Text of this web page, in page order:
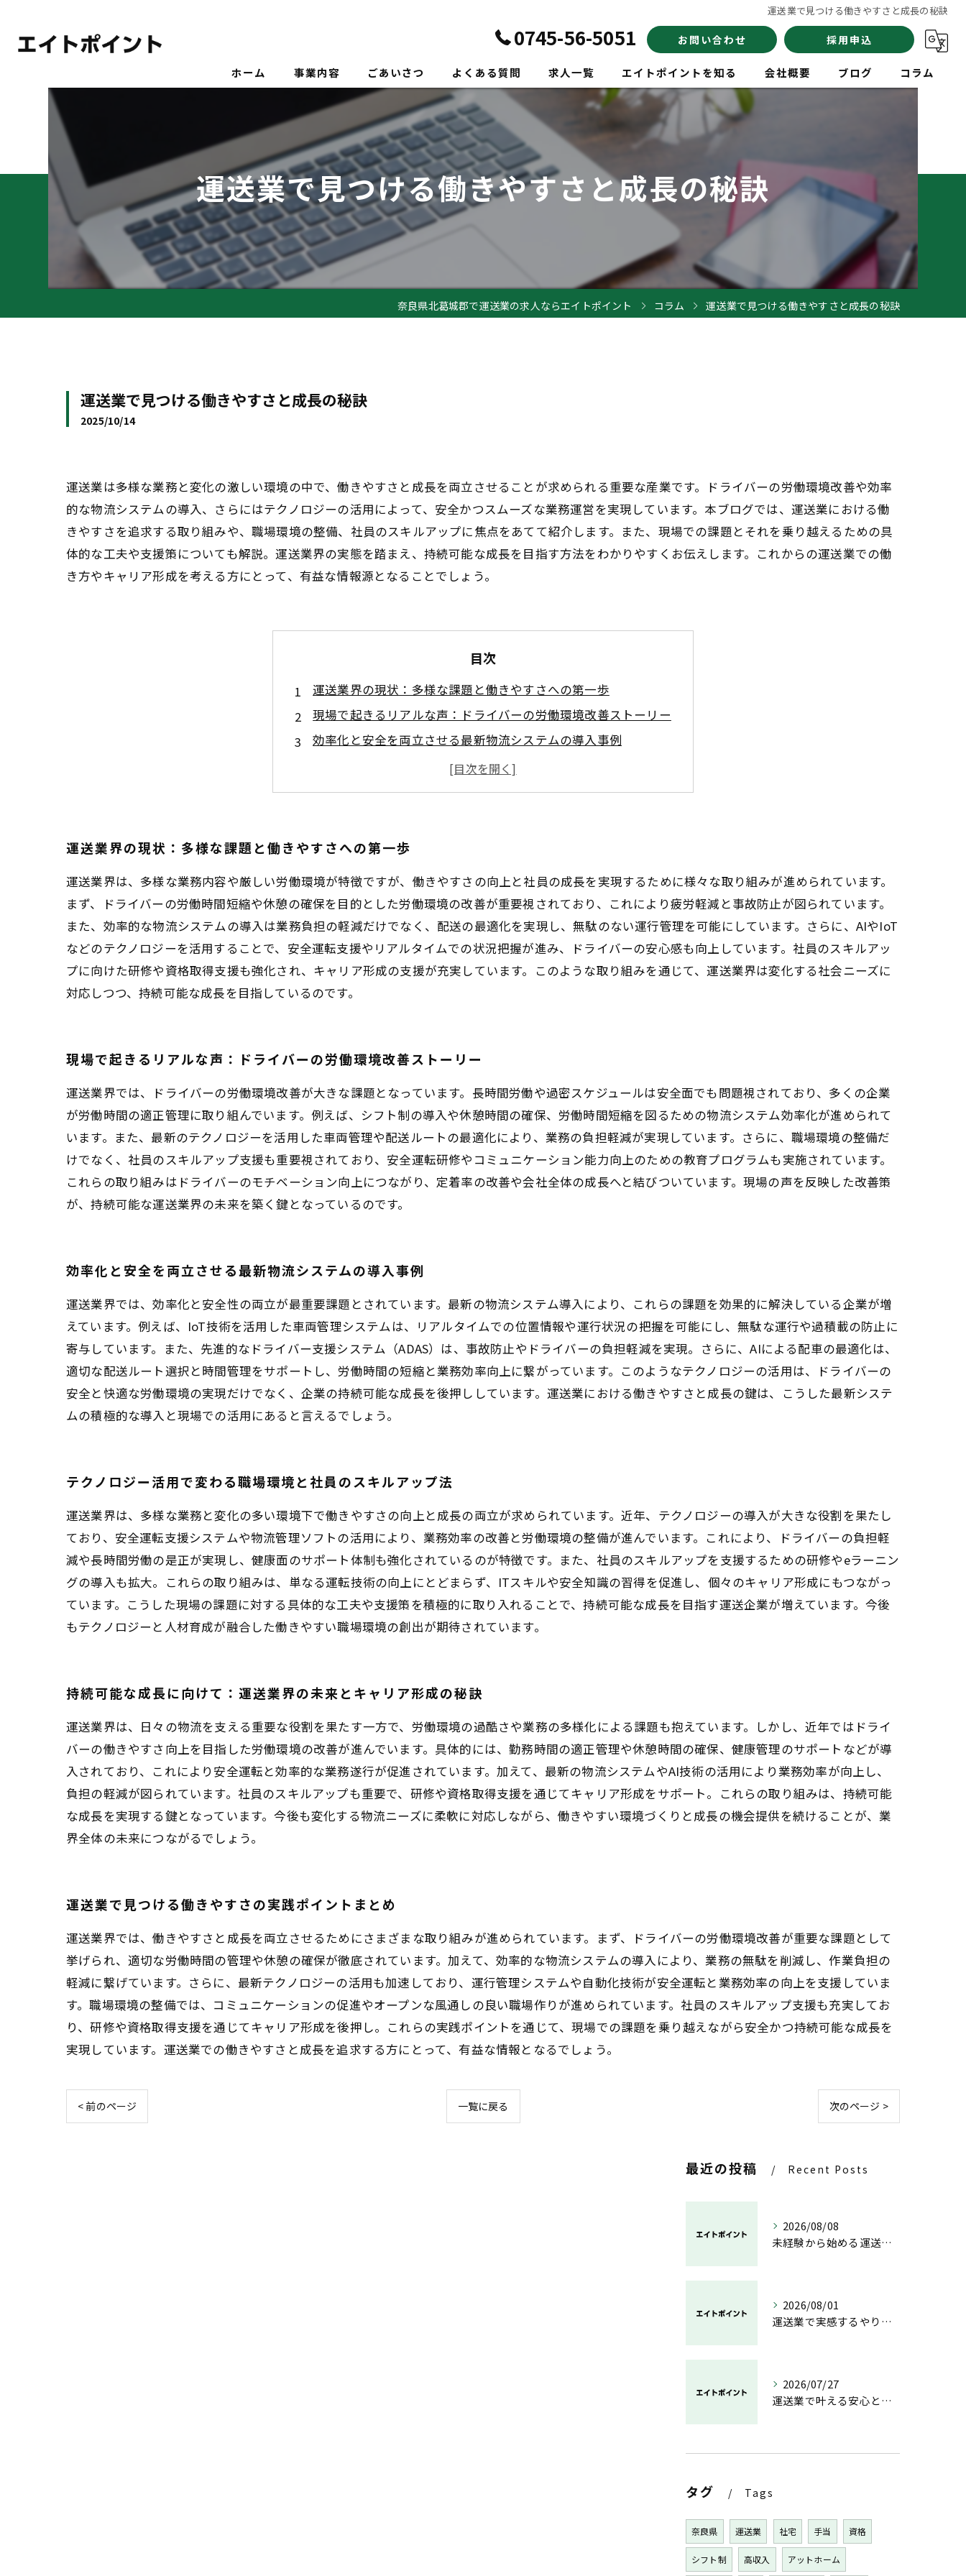
運送業で見つける働きやすさと成長の秘訣
0745-56-5051 お問い合わせ 採用申込
ホーム 事業内容 ごあいさつ よくある質問 求人一覧 エイトポイントを知る
正社員
未経験
ドライバー
会社概要 ブログ コラム
運送業で見つける働きやすさと成長の秘訣
奈良県北葛城郡で運送業の求人ならエイトポイント コラム 運送業で見つける働きやすさと成長の秘訣
運送業で見つける働きやすさと成長の秘訣
2025/10/14
運送業は多様な業務と変化の激しい環境の中で、働きやすさと成長を両立させることが求められる重要な産業です。ドライバーの労働環境改善や効率
的な物流システムの導入、さらにはテクノロジーの活用によって、安全かつスムーズな業務運営を実現しています。本ブログでは、運送業における働
きやすさを追求する取り組みや、職場環境の整備、社員のスキルアップに焦点をあてて紹介します。また、現場での課題とそれを乗り越えるための具
体的な工夫や支援策についても解説。運送業界の実態を踏まえ、持続可能な成長を目指す方法をわかりやすくお伝えします。これからの運送業での働
き方やキャリア形成を考える方にとって、有益な情報源となることでしょう。
目次
運送業界の現状：多様な課題と働きやすさへの第一歩
現場で起きるリアルな声：ドライバーの労働環境改善ストーリー
効率化と安全を両立させる最新物流システムの導入事例
テクノロジー活用で変わる職場環境と社員のスキルアップ法
持続可能な成長に向けて：運送業界の未来とキャリア形成の秘訣
運送業界の現状：多様な課題と働きやすさへの第一歩
運送業界は、多様な業務内容や厳しい労働環境が特徴ですが、働きやすさの向上と社員の成長を実現するために様々な取り組みが進められています。
まず、ドライバーの労働時間短縮や休憩の確保を目的とした労働環境の改善が重要視されており、これにより疲労軽減と事故防止が図られています。
また、効率的な物流システムの導入は業務負担の軽減だけでなく、配送の最適化を実現し、無駄のない運行管理を可能にしています。さらに、AIやIoT
などのテクノロジーを活用することで、安全運転支援やリアルタイムでの状況把握が進み、ドライバーの安心感も向上しています。社員のスキルアッ
プに向けた研修や資格取得支援も強化され、キャリア形成の支援が充実しています。このような取り組みを通じて、運送業界は変化する社会ニーズに
対応しつつ、持続可能な成長を目指しているのです。
現場で起きるリアルな声：ドライバーの労働環境改善ストーリー
運送業界では、ドライバーの労働環境改善が大きな課題となっています。長時間労働や過密スケジュールは安全面でも問題視されており、多くの企業
が労働時間の適正管理に取り組んでいます。例えば、シフト制の導入や休憩時間の確保、労働時間短縮を図るための物流システム効率化が進められて
います。また、最新のテクノロジーを活用した車両管理や配送ルートの最適化により、業務の負担軽減が実現しています。さらに、職場環境の整備だ
けでなく、社員のスキルアップ支援も重要視されており、安全運転研修やコミュニケーション能力向上のための教育プログラムも実施されています。
これらの取り組みはドライバーのモチベーション向上につながり、定着率の改善や会社全体の成長へと結びついています。現場の声を反映した改善策
が、持続可能な運送業界の未来を築く鍵となっているのです。
効率化と安全を両立させる最新物流システムの導入事例
運送業界では、効率化と安全性の両立が最重要課題とされています。最新の物流システム導入により、これらの課題を効果的に解決している企業が増
えています。例えば、IoT技術を活用した車両管理システムは、リアルタイムでの位置情報や運行状況の把握を可能にし、無駄な運行や過積載の防止に
寄与しています。また、先進的なドライバー支援システム（ADAS）は、事故防止やドライバーの負担軽減を実現。さらに、AIによる配車の最適化は、
適切な配送ルート選択と時間管理をサポートし、労働時間の短縮と業務効率向上に繋がっています。このようなテクノロジーの活用は、ドライバーの
安全と快適な労働環境の実現だけでなく、企業の持続可能な成長を後押ししています。運送業における働きやすさと成長の鍵は、こうした最新システ
ムの積極的な導入と現場での活用にあると言えるでしょう。
テクノロジー活用で変わる職場環境と社員のスキルアップ法
運送業界は、多様な業務と変化の多い環境下で働きやすさの向上と成長の両立が求められています。近年、テクノロジーの導入が大きな役割を果たし
ており、安全運転支援システムや物流管理ソフトの活用により、業務効率の改善と労働環境の整備が進んでいます。これにより、ドライバーの負担軽
減や長時間労働の是正が実現し、健康面のサポート体制も強化されているのが特徴です。また、社員のスキルアップを支援するための研修やeラーニン
グの導入も拡大。これらの取り組みは、単なる運転技術の向上にとどまらず、ITスキルや安全知識の習得を促進し、個々のキャリア形成にもつながっ
ています。こうした現場の課題に対する具体的な工夫や支援策を積極的に取り入れることで、持続可能な成長を目指す運送企業が増えています。今後
もテクノロジーと人材育成が融合した働きやすい職場環境の創出が期待されています。
持続可能な成長に向けて：運送業界の未来とキャリア形成の秘訣
運送業界は、日々の物流を支える重要な役割を果たす一方で、労働環境の過酷さや業務の多様化による課題も抱えています。しかし、近年ではドライ
バーの働きやすさ向上を目指した労働環境の改善が進んでいます。具体的には、勤務時間の適正管理や休憩時間の確保、健康管理のサポートなどが導
入されており、これにより安全運転と効率的な業務遂行が促進されています。加えて、最新の物流システムやAI技術の活用により業務効率が向上し、
負担の軽減が図られています。社員のスキルアップも重要で、研修や資格取得支援を通じてキャリア形成をサポート。これらの取り組みは、持続可能
な成長を実現する鍵となっています。今後も変化する物流ニーズに柔軟に対応しながら、働きやすい環境づくりと成長の機会提供を続けることが、業
界全体の未来につながるでしょう。
運送業で見つける働きやすさの実践ポイントまとめ
運送業界では、働きやすさと成長を両立させるためにさまざまな取り組みが進められています。まず、ドライバーの労働環境改善が重要な課題として
挙げられ、適切な労働時間の管理や休憩の確保が徹底されています。加えて、効率的な物流システムの導入により、業務の無駄を削減し、作業負担の
軽減に繋げています。さらに、最新テクノロジーの活用も加速しており、運行管理システムや自動化技術が安全運転と業務効率の向上を支援していま
す。職場環境の整備では、コミュニケーションの促進やオープンな風通しの良い職場作りが進められています。社員のスキルアップ支援も充実してお
り、研修や資格取得支援を通じてキャリア形成を後押し。これらの実践ポイントを通じて、現場での課題を乗り越えながら安全かつ持続可能な成長を
実現しています。運送業での働きやすさと成長を追求する方にとって、有益な情報となるでしょう。
< 前のページ 一覧に戻る 次のページ >
最近の投稿 Recent Posts
2026/08/08
未経験から始める運送業の安心と成長の道
2026/08/01
運送業で実感するやりがいと成長の魅力
2026/07/27
運送業で叶える安心と成長のキャリア
タグ Tags
奈良県 運送業 社宅 手当 資格
シフト制 高収入 アットホーム